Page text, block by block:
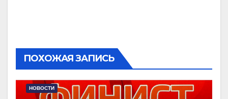
ПОХОЖАЯ ЗАПИСЬ
НОВОСТИ